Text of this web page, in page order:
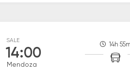
SALE
14:00
Mendoza
14h 55m